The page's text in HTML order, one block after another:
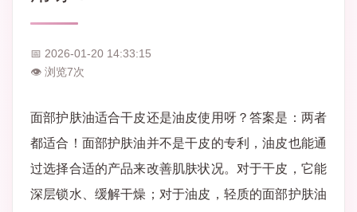
📅 2026-01-20 14:33:15
👁 浏览7次
面部护肤油适合干皮还是油皮使用呀？答案是：两者
都适合！面部护肤油并不是干皮的专利，油皮也能通
过选择合适的产品来改善肌肤状况。对于干皮，它能
深层锁水、缓解干燥；对于油皮，轻质的面部护肤油